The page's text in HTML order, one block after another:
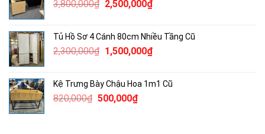
2,500,000₫.
3,800,000₫ Giá
3,800,000₫.
2,500,000₫Giá
là:
2,500,000₫.
Tủ Hồ Sơ 4 Cánh 80cm Nhiều Tầng Cũ
2,300,000₫ Giá
2,300,000₫.
1,500,000₫Giá
là:
Kệ Trưng Bày Chậu Hoa 1m1 Cũ
820,000₫ Giá
500,000₫Giá